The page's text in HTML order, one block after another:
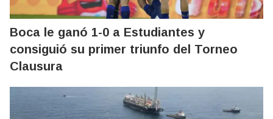
Boca le ganó 1-0 a Estudiantes y
consiguió su primer triunfo del Torneo
Clausura